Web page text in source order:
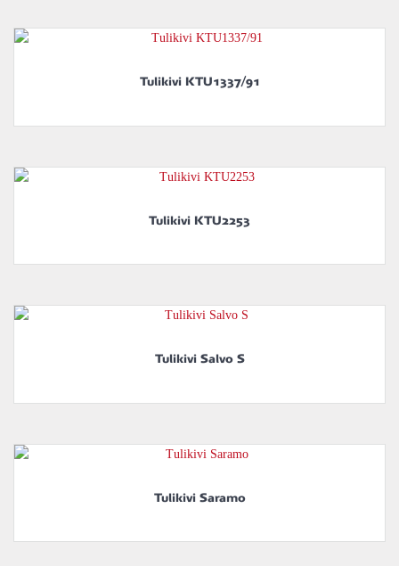
Tulikivi KTU1337/91
Tulikivi KTU2253
Tulikivi Salvo S
Tulikivi Saramo